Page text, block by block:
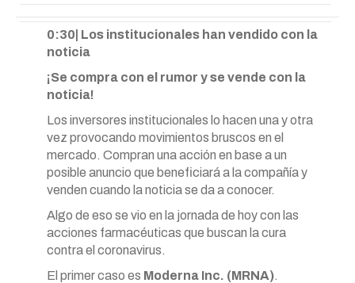
0:30| Los institucionales han vendido con la
noticia
¡Se compra con el rumor y se vende con la
noticia!
Los inversores institucionales lo hacen una y otra
vez provocando movimientos bruscos en el
mercado. Compran una acción en base a un
posible anuncio que beneficiará a la compañía y
venden cuando la noticia se da a conocer.
Algo de eso se vio en la jornada de hoy con las
acciones farmacéuticas que buscan la cura
contra el coronavirus.
El primer caso es Moderna Inc. (MRNA).